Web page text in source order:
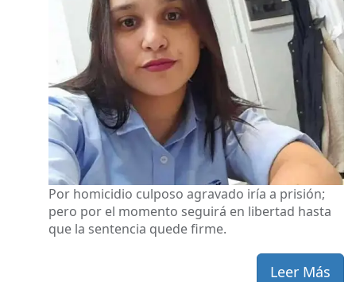
Por homicidio culposo agravado iría a prisión;
pero por el momento seguirá en libertad hasta
que la sentencia quede firme.
Leer Más